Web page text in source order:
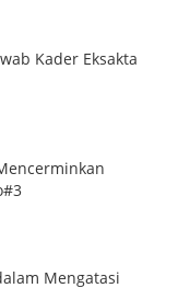
Kader Eksakta
Mengatasi